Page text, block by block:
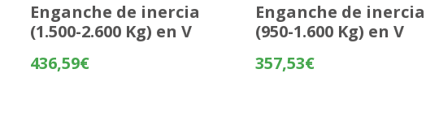
Enganche de inercia
(1.500-2.600 Kg) en V
436,59€
Enganche de inercia
(950-1.600 Kg) en V
357,53€